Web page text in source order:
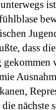
dass
nächste